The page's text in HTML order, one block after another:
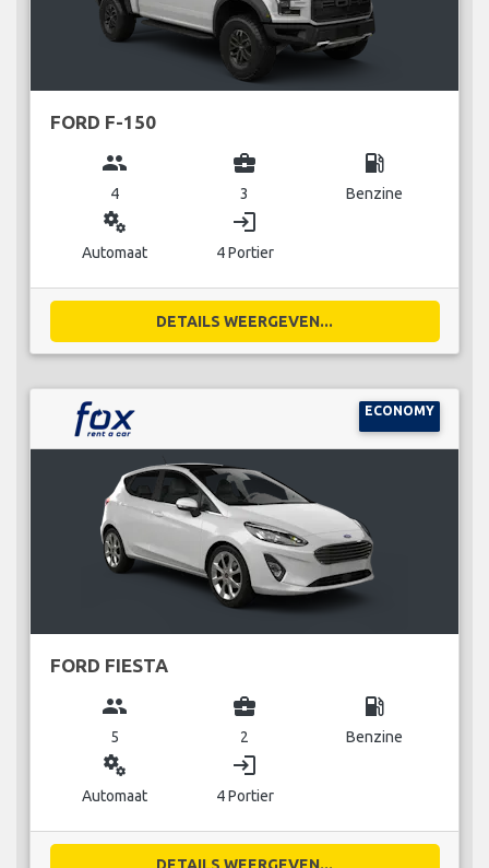
FORD F-150
group
4
business_center
3
local_gas_station
Benzine
miscellaneous_services
Automaat
login
4 Portier
DETAILS WEERGEVEN...
ECONOMY
FORD FIESTA
group
5
business_center
2
local_gas_station
Benzine
miscellaneous_services
Automaat
login
4 Portier
DETAILS WEERGEVEN...